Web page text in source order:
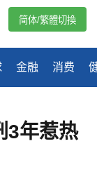
金融 消费
简体/繁體切換
3年惹热